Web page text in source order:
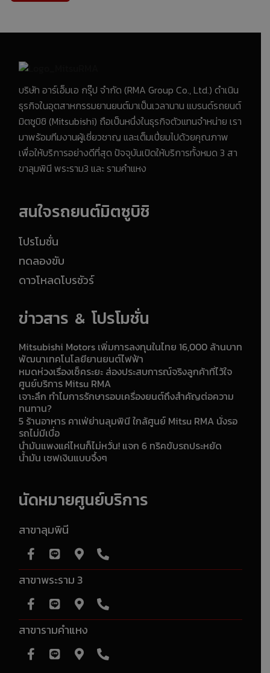
บริษัท อาร์เอ็มเอ กรุ๊ป จำกัด (RMA Group Co., Ltd.) ดำเนิน
ธุรกิจในอุตสาหกรรมยานยนต์มาเป็นเวลานาน แบรนด์รถยนต์
มิตซูบิชิ (Mitsubishi) ถือเป็นหนึ่งในธุรกิจตัวแทนจำหน่าย เรา
มาพร้อมทีมงานผู้เชี่ยวชาญ และเต็มเปี่ยมไปด้วยคุณภาพ
เพื่อให้บริการอย่างดีที่สุด ปัจจุบันเปิดให้บริการทั้งหมด 3 สา
ขาลุมพินี พระราม3 และ รามคำแหง
สนใจรถยนต์มิตซูบิชิ
โปรโมชั่น
ทดลองขับ
ดาวโหลดโบรชัวร์
ข่าวสาร & โปรโมชั่น
Mitsubishi Motors เพิ่มการลงทุนในไทย 16,000 ล้านบาท
พัฒนาเทคโนโลยียานยนต์ไฟฟ้า
หมดห่วงเรื่องเช็คระยะ ส่องประสบการณ์จริงลูกค้าที่ไว้ใจ
ศูนย์บริการ Mitsu RMA
เจาะลึก ทำไมการรักษารอบเครื่องยนต์ถึงสำคัญต่อความ
ทนทาน?
5 ร้านอาหาร คาเฟ่ย่านลุมพินี ใกล้ศูนย์ Mitsu RMA นั่งรอ
รถไม่มีเบื่อ
น้ำมันแพงแค่ไหนก็ไม่หวั่น! แจก 6 ทริคขับรถประหยัด
น้ำมัน เซฟเงินแบบจึ้งๆ
นัดหมายศูนย์บริการ
สาขาลุมพินี
สาขาพระราม 3
สาขารามคำแหง